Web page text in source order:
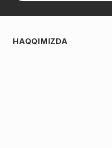
HAQQIMIZDA